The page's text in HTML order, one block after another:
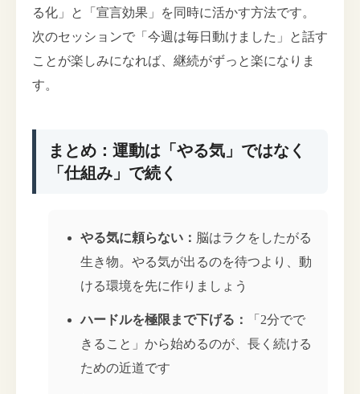
る化」と「宣言効果」を同時に活かす方法です。
次のセッションで「今週は毎日動けました」と話す
ことが楽しみになれば、継続がずっと楽になりま
す。
まとめ：運動は「やる気」ではなく
「仕組み」で続く
やる気に頼らない： 脳はラクをしたがる
生き物。やる気が出るのを待つより、動
ける環境を先に作りましょう
ハードルを極限まで下げる：
「2分でで
きること」から始めるのが、長く続ける
ための近道です